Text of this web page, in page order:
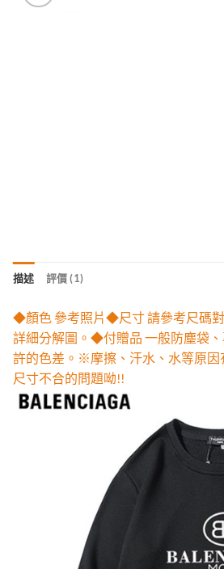
描述 評價 (1)
◆顏色 參考照片◆尺寸 請參考尺碼
詳細分解圖。◆付贈品 一般防塵袋
許的色差。※摩擦、汗水、水等原
尺寸不合的問題呦!!